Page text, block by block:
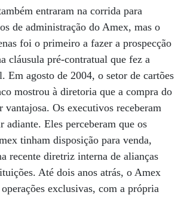
entraram na corrida para
de administração do Amex, mas o
foi o primeiro a fazer a prospecção
cláusula pré-contratual que fez a
Em agosto de 2004, o setor de cartões
mostrou à diretoria que a compra do
vantajosa. Os executivos receberam
adiante. Eles perceberam que os
tinham disposição para venda,
recente diretriz interna de alianças
Até dois anos atrás, o Amex
exclusivas, com a própria